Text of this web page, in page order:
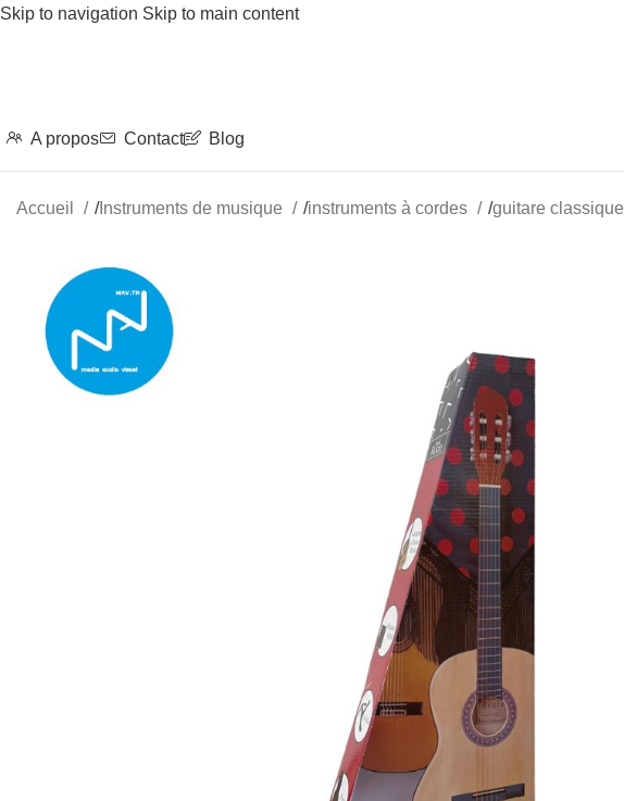
Skip to navigation Skip to main content
A propos Contact Blog
Accueil /Instruments de musique /instruments à cordes /guitare classique